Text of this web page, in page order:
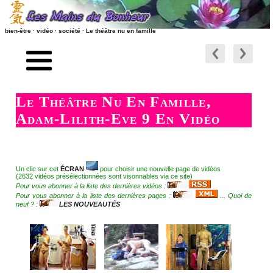
bien-être · vidéo · société · Le théâtre nu en famille
accueil
vidéos société, naturisme, vie
société-naturisme-nature
spectacles incomparables
théâtre nu en famille
théâtre de l'extrême
humour et nudité au théâtre
suite
retour société, naturisme, vie
retour vers les massages
liens relationnels
liens RSS - ATOM - PODCAST
les nouvelles vidéos
contact - site - forum
Le Théâtre Nu En Famille,
Adam-Lilith-Eve 9 En Vidéo
Un clic sur cet ÉCRAN
pour choisir une nouvelle page de vidéos
(2632 vidéos présélectionnées sont visonnables via ce site)
Pour vous abonner à la liste des dernières vidéos :
Pour vous abonner à la liste des dernières pages :
... Quoi de
neuf ? :
LES NOUVEAUTÉS